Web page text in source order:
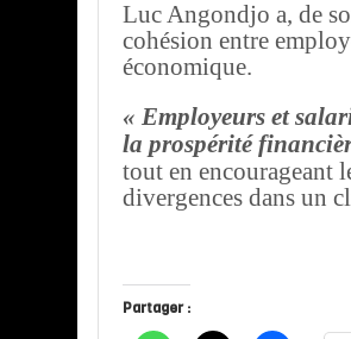
Luc Angondjo a, de
cohésion entre
économique.
« Employeurs et
la prospérité
tout en encourageant
divergences dans un
Partager :